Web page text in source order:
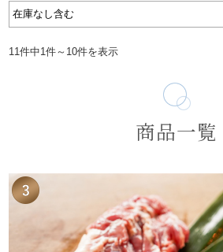
11件中1件～10件を表示
商品一覧